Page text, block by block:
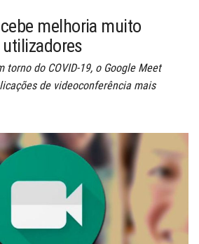
melhoria muito
torno do COVID-19, o Google Meet
de videoconferência mais